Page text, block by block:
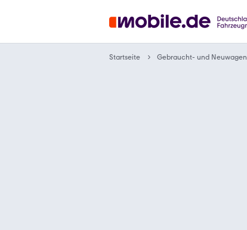
Startseite Gebraucht- und Neuwagen